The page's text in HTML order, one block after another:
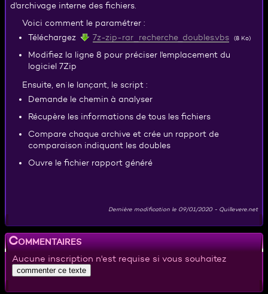
d'archivage interne des fichiers.
Voici comment le paramétrer :
Téléchargez
7z-zip-rar_recherche_doubles.vbs (8 Ko)
Modifiez la ligne 8 pour préciser l'emplacement du
logiciel 7Zip
Ensuite, en le lançant, le script :
Demande le chemin à analyser
Récupère les informations de tous les fichiers
Compare chaque archive et crée un rapport de
comparaison indiquant les doubles
Ouvre le fichier rapport généré
Dernière modification le 09/01/2020- Quillevere.net
Commentaires
Aucune inscription n'est requise si vous souhaitez